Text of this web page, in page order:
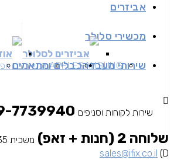
אביזרים
אביזרים לסלולר
מכשירי סלולר
SAMSUNG
APPLEמכשירים זאפ שירותי מעבדהכבלים ומתאמים
שירות לקוחות וסניפים
שלוחה 2 (חנות + זאפ)
D)
sales@ifix.co.il